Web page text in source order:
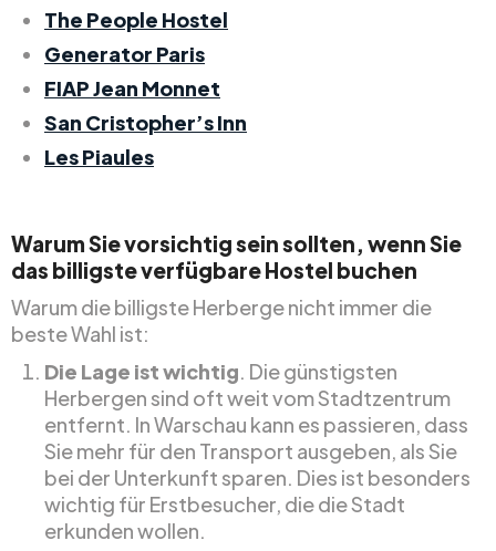
The People Hostel
Generator Paris
FIAP Jean Monnet
San Cristopher’s Inn
Les Piaules
Warum Sie vorsichtig sein sollten, wenn Sie
das billigste verfügbare Hostel buchen
Warum die billigste Herberge nicht immer die
beste Wahl ist:
Die Lage ist wichtig. Die günstigsten
Herbergen sind oft weit vom Stadtzentrum
entfernt. In Warschau kann es passieren, dass
Sie mehr für den Transport ausgeben, als Sie
bei der Unterkunft sparen. Dies ist besonders
wichtig für Erstbesucher, die die Stadt
erkunden wollen.